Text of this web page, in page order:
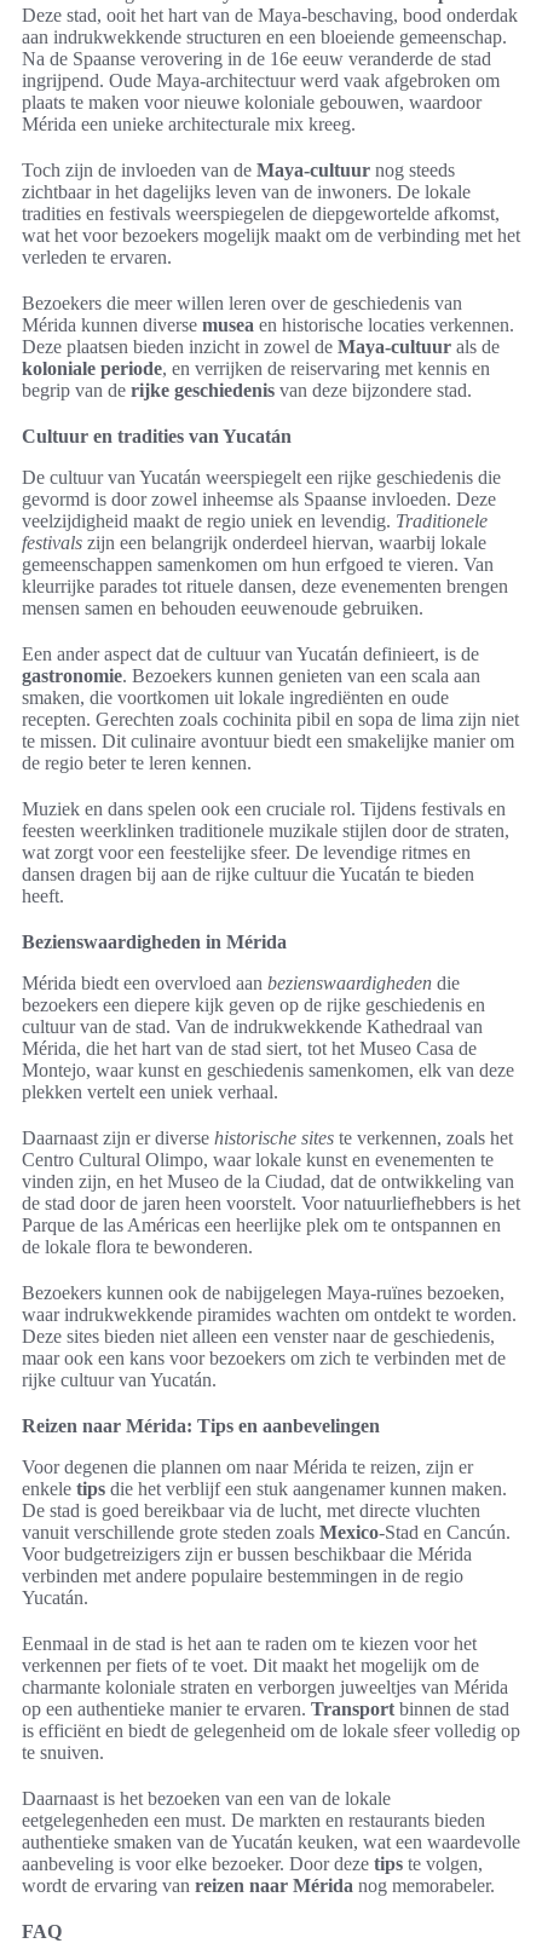
Deze stad, ooit het hart van de Maya-beschaving, bood onderdak
aan indrukwekkende structuren en een bloeiende gemeenschap.
Na de Spaanse verovering in de 16e eeuw veranderde de stad
ingrijpend. Oude Maya-architectuur werd vaak afgebroken om
plaats te maken voor nieuwe koloniale gebouwen, waardoor
Mérida een unieke architecturale mix kreeg.
Toch zijn de invloeden van de Maya-cultuur nog steeds
zichtbaar in het dagelijks leven van de inwoners. De lokale
tradities en festivals weerspiegelen de diepgewortelde afkomst,
wat het voor bezoekers mogelijk maakt om de verbinding met het
verleden te ervaren.
Bezoekers die meer willen leren over de geschiedenis van
Mérida kunnen diverse musea en historische locaties verkennen.
Deze plaatsen bieden inzicht in zowel de Maya-cultuur als de
koloniale periode, en verrijken de reiservaring met kennis en
begrip van de rijke geschiedenis van deze bijzondere stad.
Cultuur en tradities van Yucatán
De cultuur van Yucatán weerspiegelt een rijke geschiedenis die
gevormd is door zowel inheemse als Spaanse invloeden. Deze
veelzijdigheid maakt de regio uniek en levendig. Traditionele
festivals zijn een belangrijk onderdeel hiervan, waarbij lokale
gemeenschappen samenkomen om hun erfgoed te vieren. Van
kleurrijke parades tot rituele dansen, deze evenementen brengen
mensen samen en behouden eeuwenoude gebruiken.
Een ander aspect dat de cultuur van Yucatán definieert, is de
gastronomie. Bezoekers kunnen genieten van een scala aan
smaken, die voortkomen uit lokale ingrediënten en oude
recepten. Gerechten zoals cochinita pibil en sopa de lima zijn niet
te missen. Dit culinaire avontuur biedt een smakelijke manier om
de regio beter te leren kennen.
Muziek en dans spelen ook een cruciale rol. Tijdens festivals en
feesten weerklinken traditionele muzikale stijlen door de straten,
wat zorgt voor een feestelijke sfeer. De levendige ritmes en
dansen dragen bij aan de rijke cultuur die Yucatán te bieden
heeft.
Bezienswaardigheden in Mérida
Mérida biedt een overvloed aan bezienswaardigheden die
bezoekers een diepere kijk geven op de rijke geschiedenis en
cultuur van de stad. Van de indrukwekkende Kathedraal van
Mérida, die het hart van de stad siert, tot het Museo Casa de
Montejo, waar kunst en geschiedenis samenkomen, elk van deze
plekken vertelt een uniek verhaal.
Daarnaast zijn er diverse historische sites te verkennen, zoals het
Centro Cultural Olimpo, waar lokale kunst en evenementen te
vinden zijn, en het Museo de la Ciudad, dat de ontwikkeling van
de stad door de jaren heen voorstelt. Voor natuurliefhebbers is het
Parque de las Américas een heerlijke plek om te ontspannen en
de lokale flora te bewonderen.
Bezoekers kunnen ook de nabijgelegen Maya-ruïnes bezoeken,
waar indrukwekkende piramides wachten om ontdekt te worden.
Deze sites bieden niet alleen een venster naar de geschiedenis,
maar ook een kans voor bezoekers om zich te verbinden met de
rijke cultuur van Yucatán.
Reizen naar Mérida: Tips en aanbevelingen
Voor degenen die plannen om naar Mérida te reizen, zijn er
enkele tips die het verblijf een stuk aangenamer kunnen maken.
De stad is goed bereikbaar via de lucht, met directe vluchten
vanuit verschillende grote steden zoals Mexico-Stad en Cancún.
Voor budgetreizigers zijn er bussen beschikbaar die Mérida
verbinden met andere populaire bestemmingen in de regio
Yucatán.
Eenmaal in de stad is het aan te raden om te kiezen voor het
verkennen per fiets of te voet. Dit maakt het mogelijk om de
charmante koloniale straten en verborgen juweeltjes van Mérida
op een authentieke manier te ervaren. Transport binnen de stad
is efficiënt en biedt de gelegenheid om de lokale sfeer volledig op
te snuiven.
Daarnaast is het bezoeken van een van de lokale
eetgelegenheden een must. De markten en restaurants bieden
authentieke smaken van de Yucatán keuken, wat een waardevolle
aanbeveling is voor elke bezoeker. Door deze tips te volgen,
wordt de ervaring van reizen naar Mérida nog memorabeler.
FAQ